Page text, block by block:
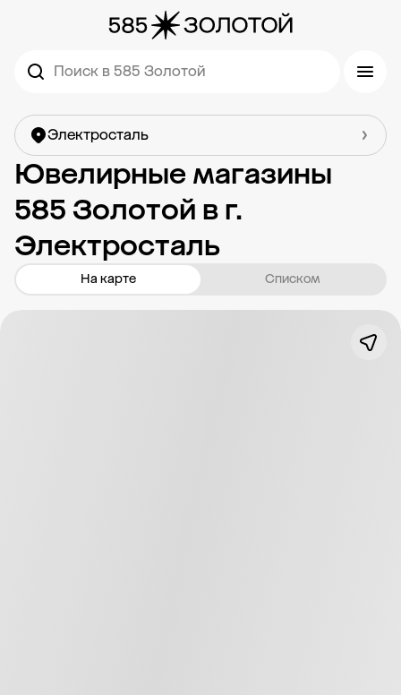
Поиск в 585 Золотой
Электросталь
Ювелирные магазины
585 Золотой в г.
Электросталь
На карте Списком